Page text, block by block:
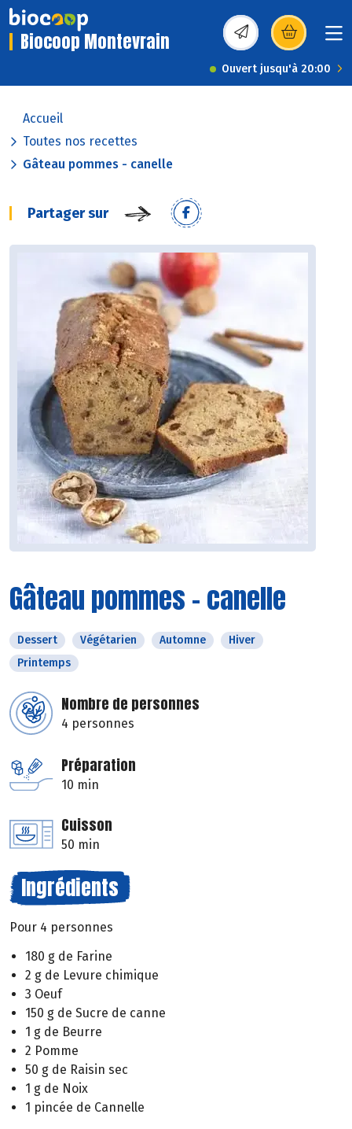
Biocoop Montevrain (s’ouvre dans une
Ouvert jusqu'à 20:00
Accueil
Toutes nos recettes
Gâteau pommes - canelle
Partager sur
Gâteau pommes - canelle
Dessert Végétarien Automne
Hiver
Printemps
Nombre de personnes
4 personnes
Préparation
10 min
Cuisson
50 min
Ingrédients
Pour 4 personnes
180 g de Farine
2 g de Levure chimique
3 Oeuf
150 g de Sucre de canne
1 g de Beurre
2 Pomme
50 g de Raisin sec
1 g de Noix
1 pincée de Cannelle